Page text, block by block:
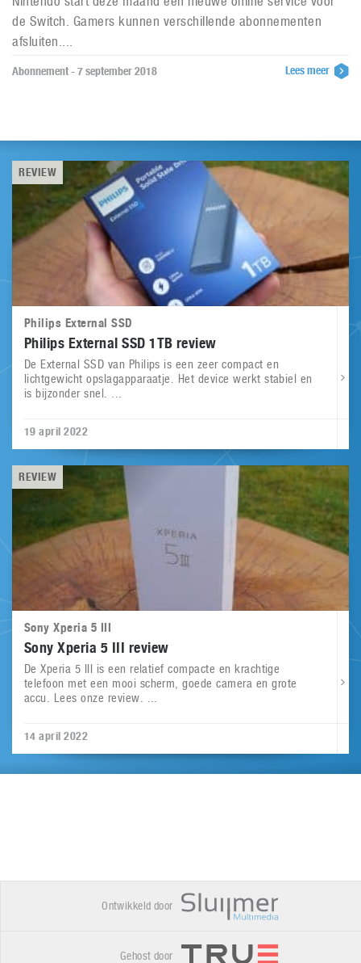
de Switch. Gamers kunnen verschillende abonnementen
afsluiten....
Abonnement - 7 september 2018 Lees meer
REVIEW
Philips External SSD
Philips External SSD 1TB review
De External SSD van Philips is een zeer compact en
lichtgewicht opslagapparaatje. Het device werkt stabiel en
is bijzonder snel. ...
19 april 2022
REVIEW
Sony Xperia 5 III
Sony Xperia 5 III review
De Xperia 5 III is een relatief compacte en krachtige
telefoon met een mooi scherm, goede camera en grote
accu. Lees onze review. ...
14 april 2022
Ontwikkeld door
Gehost door